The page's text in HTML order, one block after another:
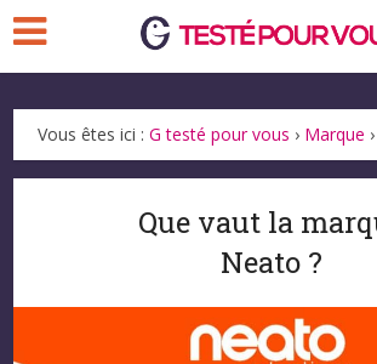
Vous êtes ici :G testé pour vous › Marque ›
Que vaut la
Neato ?